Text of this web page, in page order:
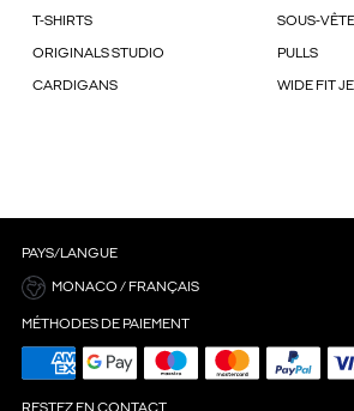
T-SHIRTS SOUS-
ORIGINALS STUDIO PULLS
CARDIGANS WIDE FIT
PAYS/LANGUE
MONACO / FRANÇAIS
MÉTHODES DE PAIEMENT